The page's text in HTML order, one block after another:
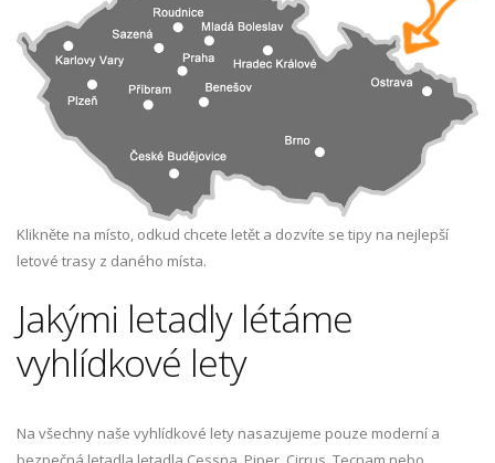
Klikněte na místo, odkud chcete letět a dozvíte se tipy na nejlepší
letové trasy z daného místa.
Jakými letadly létáme
vyhlídkové lety
Na všechny naše vyhlídkové lety nasazujeme pouze moderní a